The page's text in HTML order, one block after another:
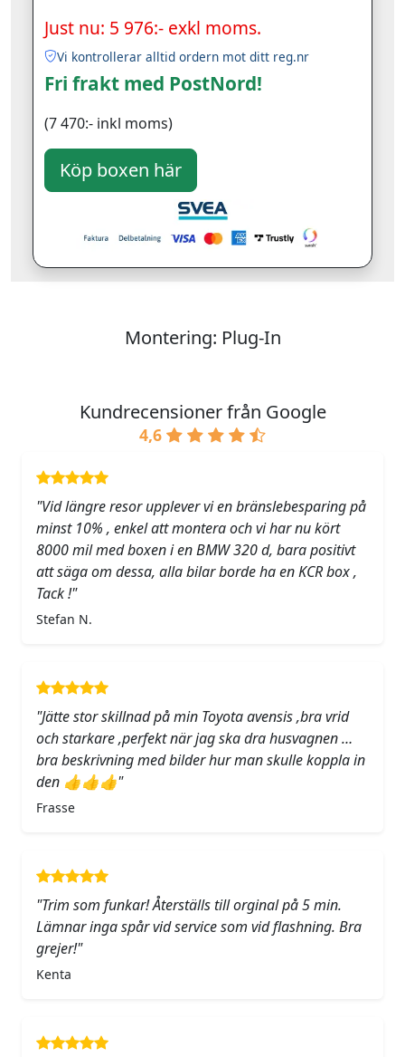
Just nu: 5 976:- exkl moms.
Vi kontrollerar alltid ordern mot ditt reg.nr
Fri frakt med PostNord!
(7 470:- inkl moms)
Montering: Plug-In
Kundrecensioner från Google
4,6
"Vid längre resor upplever vi en bränslebesparing på
minst 10% , enkel att montera och vi har nu kört
8000 mil med boxen i en BMW 320 d, bara positivt
att säga om dessa, alla bilar borde ha en KCR box ,
Tack !"
Stefan N.
"Jätte stor skillnad på min Toyota avensis ,bra vrid
och starkare ,perfekt när jag ska dra husvagnen …
bra beskrivning med bilder hur man skulle koppla in
den 👍👍👍"
Frasse
"Trim som funkar! Återställs till orginal på 5 min.
Lämnar inga spår vid service som vid flashning. Bra
grejer!"
Kenta